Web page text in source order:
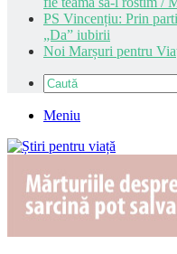
PS Vincențiu: Prin
„Da” iubirii
Noi Marșuri pentru
Meniu